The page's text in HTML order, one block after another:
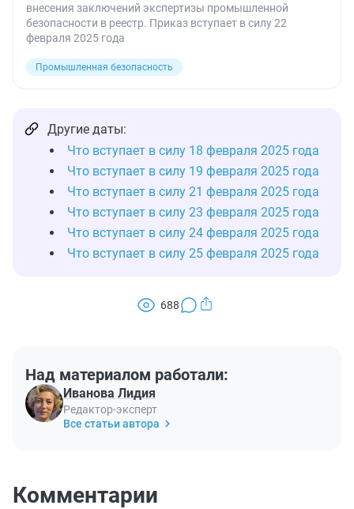
внесения заключений экспертизы промышленной
безопасности в реестр. Приказ вступает в силу 22
февраля 2025 года
Промышленная безопасность
Другие даты:
Что вступает в силу 18 февраля 2025 года
Что вступает в силу 19 февраля 2025 года
Что вступает в силу 21 февраля 2025 года
Что вступает в силу 23 февраля 2025 года
Что вступает в силу 24 февраля 2025 года
Что вступает в силу 25 февраля 2025 года
688
Над материалом работали:
Иванова Лидия
Редактор-эксперт
Все статьи автора
Комментарии